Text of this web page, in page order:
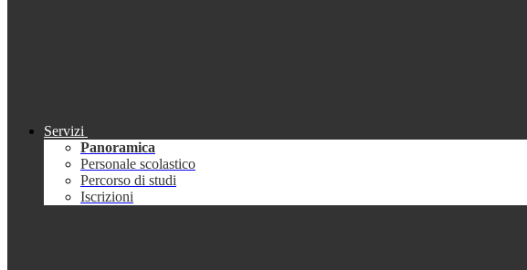
Servizi
Panoramica
Personale scolastico
Percorso di studi
Iscrizioni